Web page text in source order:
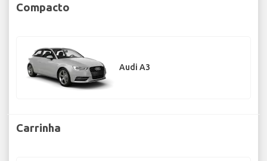
Compacto
Audi A3
Carrinha